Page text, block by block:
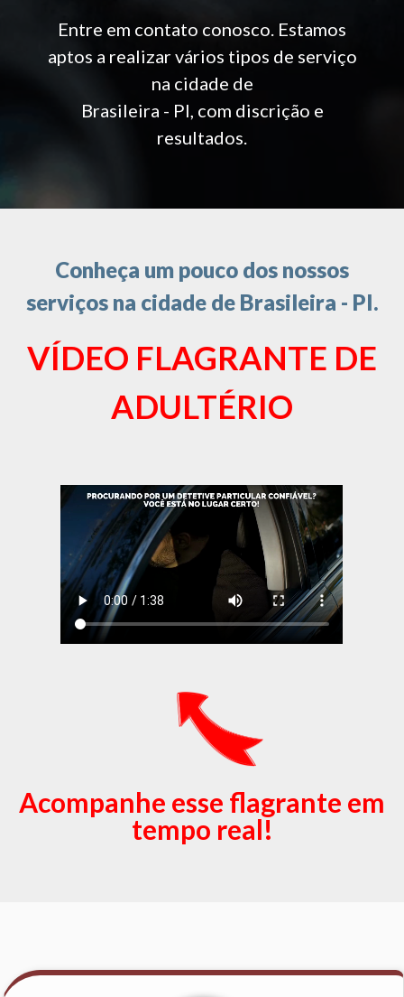
Entre em contato conosco. Estamos
aptos a realizar vários tipos de serviço
na cidade de
Brasileira - PI, com discrição e
resultados.
Conheça um pouco dos nossos
serviços na cidade de Brasileira - PI.
VÍDEO FLAGRANTE DE
ADULTÉRIO
Acompanhe esse flagrante em
tempo real!